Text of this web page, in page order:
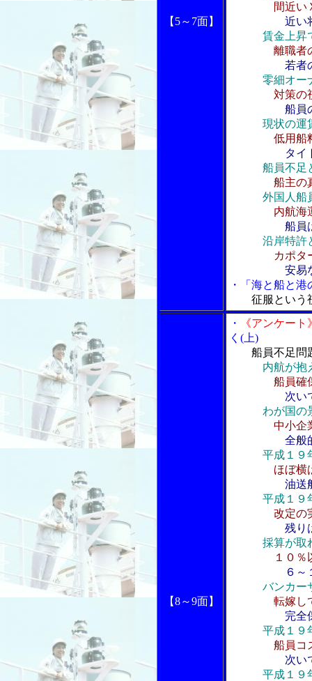
【5～7面】
間近い
近い
賃金上昇
離職者
若者
零細オー
対策の
船員
現状の運
低用船
タイ
船員不足
船主の
外国人船
内航海
船員
沿岸特許
カポタ
安易
・「海と船と
征服とい
【8～9面】
・
《アンケート
く(上)
船員不足問
内航が抱
船員確
次い
わが国の
中小企
全般
平成１９
ほぼ横
油送
平成１９
改定の
残り
採算が取
１０％
６～
バンカー
転嫁し
完全
平成１９
船員コ
次い
平成１９